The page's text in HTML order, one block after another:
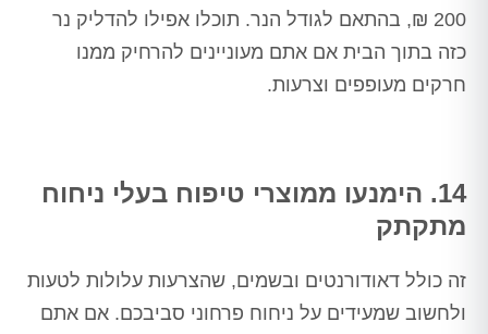
200 ₪, בהתאם לגודל הנר. תוכלו אפילו להדליק נר
כזה בתוך הבית אם אתם מעוניינים להרחיק ממנו
חרקים מעופפים וצרעות.
14. הימנעו ממוצרי טיפוח בעלי ניחוח
מתקתק
זה כולל דאודורנטים ובשמים, שהצרעות עלולות לטעות
ולחשוב שמעידים על ניחוח פרחוני סביבכם. אם אתם